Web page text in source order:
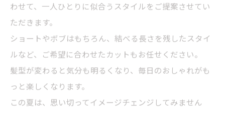
わせて、一人ひとりに似合うスタイルをご提案させてい
ただきます。
ショートやボブはもちろん、結べる長さを残したスタイ
ルなど、ご希望に合わせたカットもお任せください。
髪型が変わると気分も明るくなり、毎日のおしゃれがも
っと楽しくなります。
この夏は、思い切ってイメージチェンジしてみません